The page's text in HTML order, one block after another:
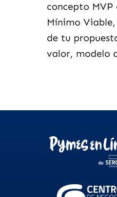
concepto
Mínimo
de tu
valor, modelo